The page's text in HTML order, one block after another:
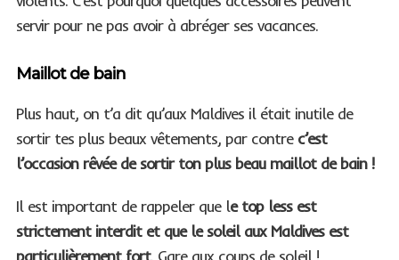
servir pour ne pas avoir à abréger ses vacances.
Maillot de bain
Plus haut, on t’a dit qu’aux Maldives il était inutile de
sortir tes plus beaux vêtements, par contre c’est
l’occasion rêvée de sortir ton plus beau maillot de bain !
Il est important de rappeler que le top less est
strictement interdit et que le soleil aux Maldives est
particulièrement fort. Gare aux coups de soleil !